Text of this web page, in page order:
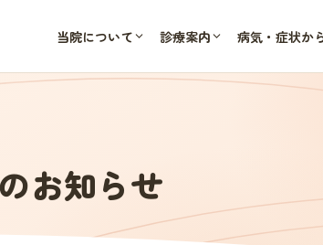
当院について 診療案内 病気・症状か
お知らせ